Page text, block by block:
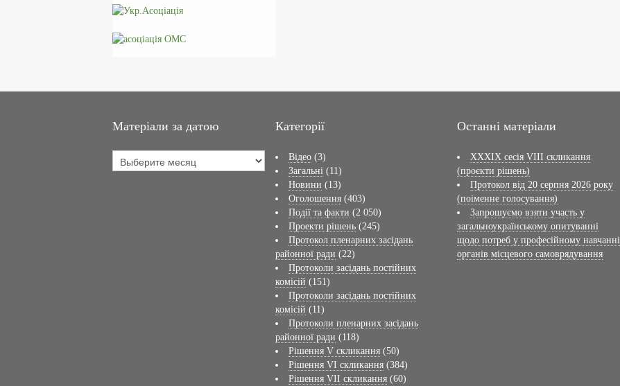
Матеріали за датою Категорії
Відео (3)
Загальні (11)
Новини (13)
Оголошення (403)
Події та факти (2 050)
Проекти рішень (245)
Протокол пленарних засідань
районної ради (22)
Протоколи засідань постійних
комісій (151)
Протоколи засідань постійних
комісій (11)
Протоколи пленарних засідань
районної ради (118)
Рішення V скликання (50)
Рішення VI скликання (384)
Рішення VII скликання (60)
Останні матеріали
XXXIX сесія VІІI скликання
(проєкти рішень)
Протокол від 20 серпня 2026 року
(поіменне голосування)
Запрошуємо взяти участь у
загальноукраїнському опитуванні
щодо потреб у професійному навчанні
органів місцевого самоврядування